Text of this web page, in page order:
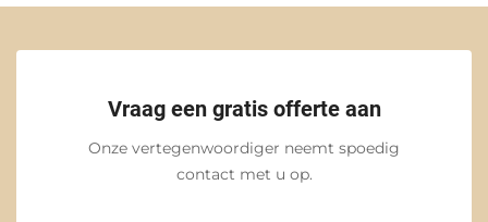
Vraag een gratis offerte aan
Onze vertegenwoordiger neemt spoedig
contact met u op.